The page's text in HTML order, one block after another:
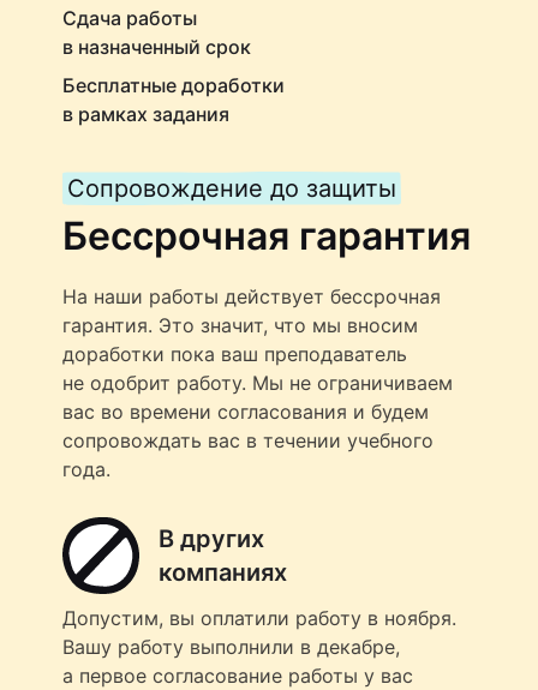
Сдача работы
в назначенный срок
Бесплатные доработки
в рамках задания
Сопровождение до защиты
Бессрочная гарантия
На наши работы действует бессрочная
гарантия. Это значит, что мы вносим
доработки пока ваш преподаватель
не одобрит работу. Мы не ограничиваем
вас во времени согласования и будем
сопровождать вас в течении учебного
года.
В других
компаниях
Допустим, вы оплатили работу в ноября.
Вашу работу выполнили в декабре,
а первое согласование работы у вас